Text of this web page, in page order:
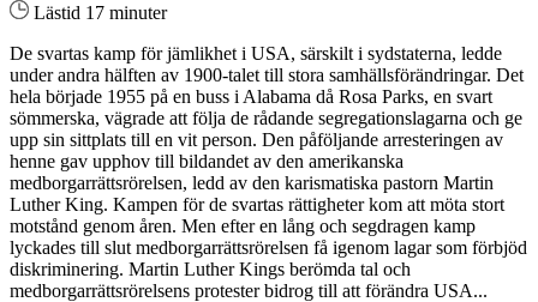
Lästid 17 minuter
De svartas kamp för jämlikhet i USA, särskilt i sydstaterna, ledde
under andra hälften av 1900-talet till stora samhällsförändringar. Det
hela började 1955 på en buss i Alabama då Rosa Parks, en svart
sömmerska, vägrade att följa de rådande segregationslagarna och ge
upp sin sittplats till en vit person. Den påföljande arresteringen av
henne gav upphov till bildandet av den amerikanska
medborgarrättsrörelsen, ledd av den karismatiska pastorn Martin
Luther King. Kampen för de svartas rättigheter kom att möta stort
motstånd genom åren. Men efter en lång och segdragen kamp
lyckades till slut medborgarrättsrörelsen få igenom lagar som förbjöd
diskriminering. Martin Luther Kings berömda tal och
medborgarrättsrörelsens protester bidrog till att förändra USA...